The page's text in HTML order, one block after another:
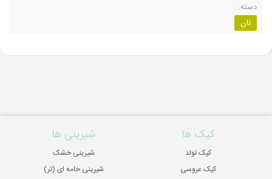
دسته:
نان
کیک ها
کیک تولد
کیک عروسی
شیرینی ها
شیرینی خشک
شیرینی خامه ای (تر)